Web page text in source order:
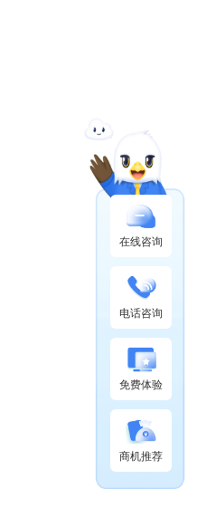
在线咨询
电话咨询
免费体验
商机推荐